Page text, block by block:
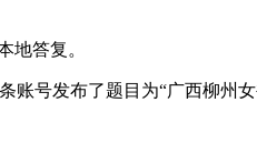
答复。
号发布了题目为“广西柳州